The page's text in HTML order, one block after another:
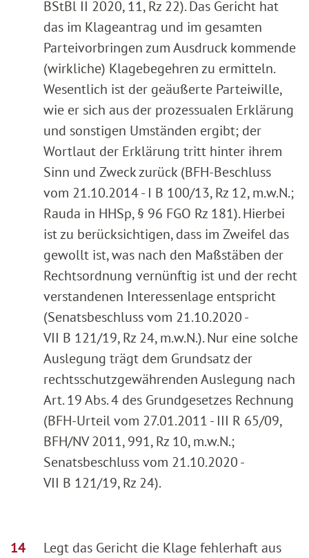
BStBl II 2020, 11, Rz 22). Das Gericht hat
das im Klageantrag und im gesamten
Parteivorbringen zum Ausdruck kommende
(wirkliche) Klagebegehren zu ermitteln.
Wesentlich ist der geäußerte Parteiwille,
wie er sich aus der prozessualen Erklärung
und sonstigen Umständen ergibt; der
Wortlaut der Erklärung tritt hinter ihrem
Sinn und Zweck zurück (BFH-Beschluss
vom 21.10.2014 - I B 100/13, Rz 12, m.w.N.;
Rauda in HHSp, § 96 FGO Rz 181). Hierbei
ist zu berücksichtigen, dass im Zweifel das
gewollt ist, was nach den Maßstäben der
Rechtsordnung vernünftig ist und der recht
verstandenen Interessenlage entspricht
(Senatsbeschluss vom 21.10.2020 -
VII B 121/19, Rz 24, m.w.N.). Nur eine solche
Auslegung trägt dem Grundsatz der
rechtsschutzgewährenden Auslegung nach
Art. 19 Abs. 4 des Grundgesetzes Rechnung
(BFH-Urteil vom 27.01.2011 - III R 65/09,
BFH/NV 2011, 991, Rz 10, m.w.N.;
Senatsbeschluss vom 21.10.2020 -
VII B 121/19, Rz 24).
Legt das Gericht die Klage fehlerhaft aus